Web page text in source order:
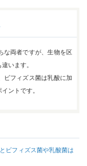
な両者ですが、生物を区
います。
ビフィズス菌は乳酸に加
ントです。
ビフィズス菌や乳酸菌は